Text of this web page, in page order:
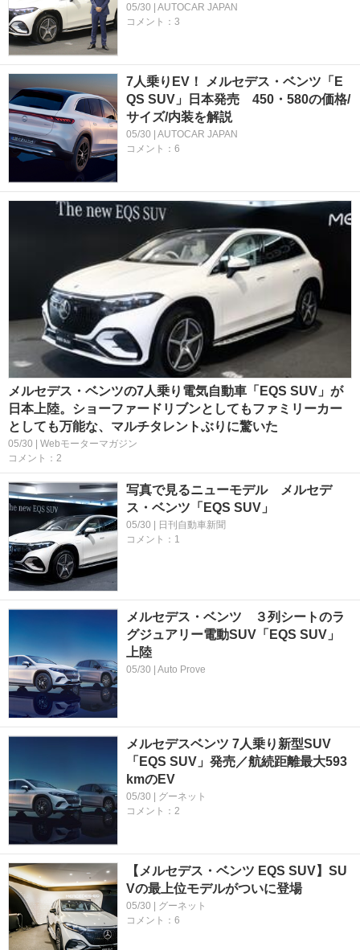
05/30 | AUTOCAR JAPAN
コメント：3
7人乗りEV！ メルセデス・ベンツ「E
QS SUV」日本発売 450・580の価格/
サイズ/内装を解説
05/30 | AUTOCAR JAPAN
コメント：6
メルセデス・ベンツの7人乗り電気自動車「EQS SUV」が
日本上陸。ショーファードリブンとしてもファミリーカー
としても万能な、マルチタレントぶりに驚いた
05/30 | Webモーターマガジン
コメント：2
写真で見るニューモデル メルセデ
ス・ベンツ「EQS SUV」
05/30 | 日刊自動車新聞
コメント：1
メルセデス・ベンツ ３列シートのラ
グジュアリー電動SUV「EQS SUV」
上陸
05/30 | Auto Prove
メルセデスベンツ 7人乗り新型SUV
「EQS SUV」発売／航続距離最大593
kmのEV
05/30 | グーネット
コメント：2
【メルセデス・ベンツ EQS SUV】SU
Vの最上位モデルがついに登場
05/30 | グーネット
コメント：6